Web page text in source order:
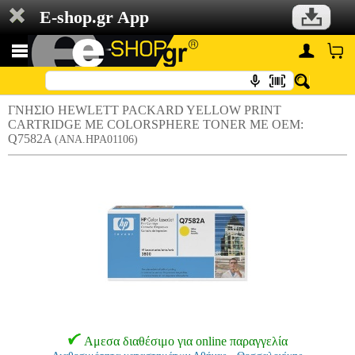
E-shop.gr App
ΓΝΗΣΙΟ HEWLETT PACKARD YELLOW PRINT
CARTRIDGE ΜΕ COLORSPHERE TONER ΜΕ OEM:
Q7582A (ANA.HPA01106)
Αμεσα διαθέσιμο για online παραγγελία